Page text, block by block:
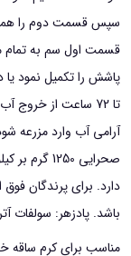
سپس قسمت دوم را
قسمت اول سم به تمام
پاشش را تکمیل نمود
تا 72 ساعت از
صحرایی
دارد. برای پرندگان
باشد. پادزهر: سولفات
مناسب برای کرم ساقه